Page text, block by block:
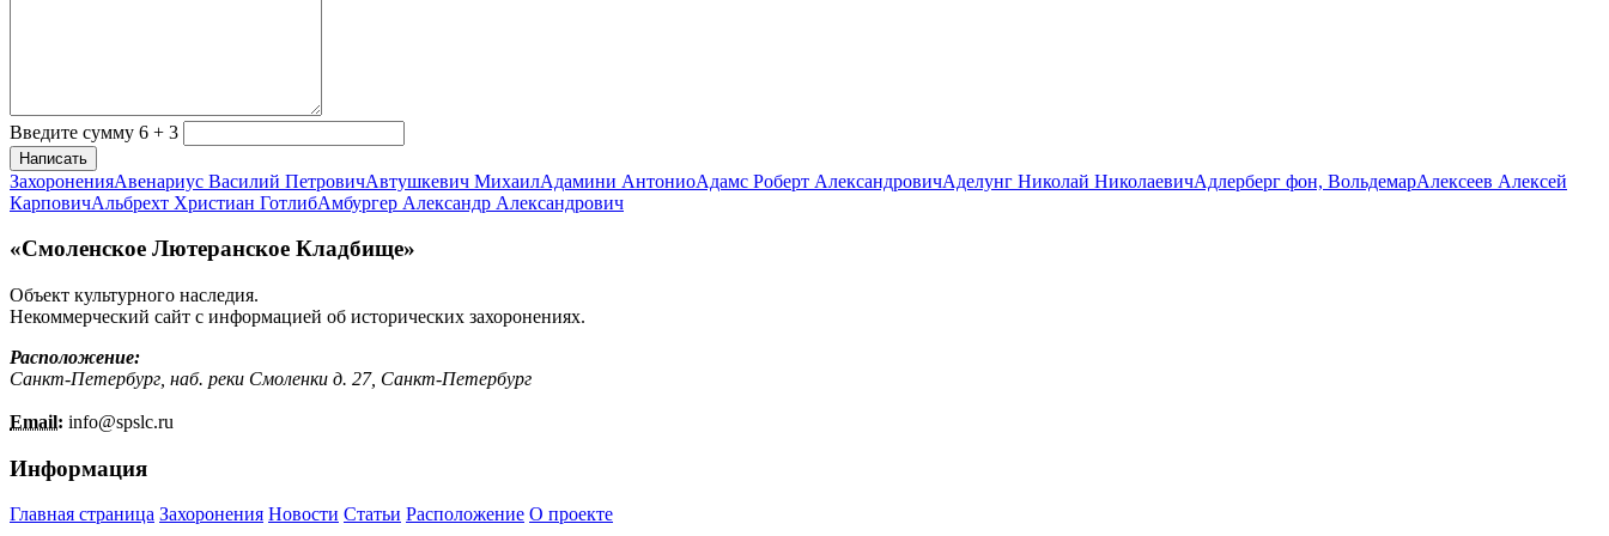
Введите сумму 6 + 3
Написать
ЗахороненияАвенариус Василий ПетровичАвтушкевич МихаилАдамини АнтониоАдамс Роберт АлександровичАделунг Николай НиколаевичАдлерберг фон, ВольдемарАлексеев Алексей
КарповичАльбрехт Христиан ГотлибАмбургер Александр Александрович
«Смоленское Лютеранское Кладбище»
Объект культурного наследия.
Некоммерческий сайт с информацией об исторических захоронениях.
Расположение:
Санкт-Петербург, наб. реки Смоленки д. 27, Санкт-Петербург
Email: info@spslc.ru
Информация
Главная страница Захоронения Новости Статьи Расположение О проекте